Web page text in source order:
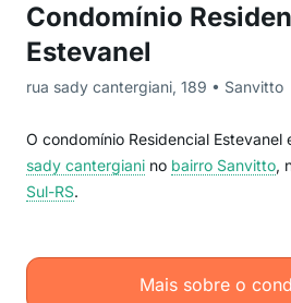
Condomínio
Estevanel
rua sady cantergiani, 189 • Sanvitto
O condomínio Residencial Estevanel
sady cantergiani no bairro Sanvitto,
Sul-RS.
Mais sobre o